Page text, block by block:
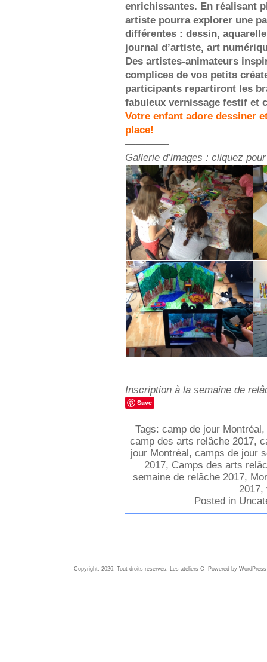
enrichissantes. En réalisant
artiste pourra explorer une
différentes : dessin,
journal d’artiste, art
Des artistes-animateurs
complices de vos petits
participants repartiront les
fabuleux vernissage festif et
Votre enfant adore dessiner
place!
————-
Gallerie d’images : cliquez
Inscription à la semaine de
Save
Tags: camp de jour Montréal,
camp des arts relâche 2017,
jour Montréal, camps de jour
2017, Camps des arts
semaine de relâche 2017,
2017,
Posted in
Copyright, 2026, Tout droits réservés, Les ateliers C- Powered by WordPress